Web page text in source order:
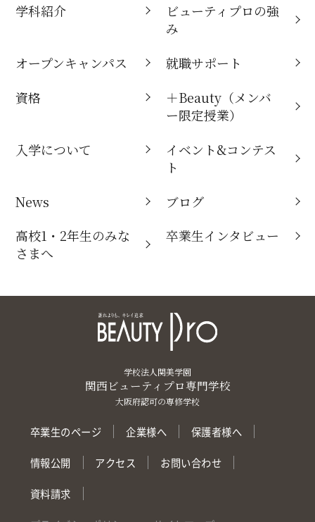
学科紹介
ビューティプロの強
み
オープンキャンパス
就職サポート
資格
＋Beauty（メンバ
ー限定授業）
入学について
イベント&コンテス
ト
News
ブログ
高校1・2年生のみな
さまへ
卒業生インタビュー
学校法人関美学園
関西ビューティプロ専門学校
大阪府認可の専修学校
卒業生のページ 企業様へ 保護者様へ
情報公開 アクセス お問い合わせ
資料請求